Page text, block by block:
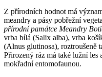
Z přírodních hodnot má
meandry a pásy pobřežní
přírodní památce Meandry
vrba bílá (Salix alba), vrba
(Alnus glutinosa), roztroušeně
Přirozený ráz má také lužní
mokřadní entomofaunou.